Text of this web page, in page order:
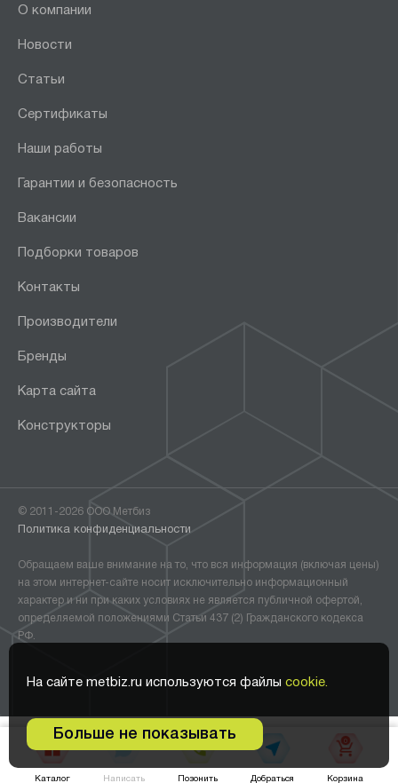
Каталог Написать Позонить Добраться
0
Корзина
На сайте metbiz.ru используются файлы cookie.
Больше не показывать
О компании
Новости
Статьи
Сертификаты
Наши работы
Гарантии и безопасность
Вакансии
Подборки товаров
Контакты
Производители
Бренды
Карта сайта
Конструкторы
© 2011-2026 ООО Метбиз
Политика конфиденциальности
Обращаем ваше внимание на то, что вся информация (включая цены)
на этом интернет-сайте носит исключительно информационный
характер и ни при каких условиях не является публичной офертой,
определяемой положениями Статьи 437 (2) Гражданского кодекса
РФ.